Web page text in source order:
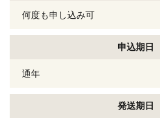
何度も申し込み可
申込期日
通年
発送期日